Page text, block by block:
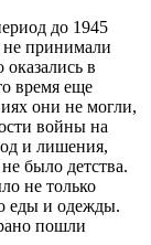
до 1945
не принимали
в
время еще
они не могли,
войны на
и лишения,
было детства.
не только
еды и одежды.
пошли